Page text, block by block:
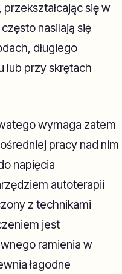
się w
nasilają się
długiego
lub przy skrętach
wymaga zatem
pracy nad nim
napięcia
autoterapii
z technikami
jest
ramienia w
łagodne